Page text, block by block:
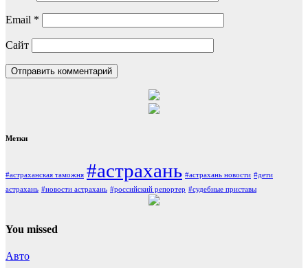
Email *
Сайт
Метки
#астраханская таможня #астрахань #астрахань новости #дети
астрахань #новости астрахань #российский репортер #судебные приставы
You missed
Авто